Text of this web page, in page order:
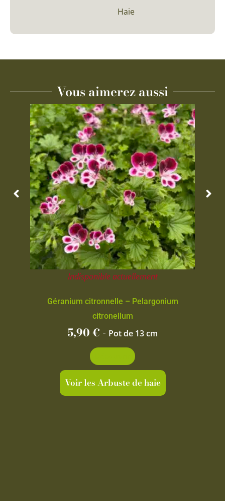
Haie
Vous aimerez aussi
Indisponible actuellement
Géranium citronnelle – Pelargonium
citronellum
5,90€ - Pot de 13 cm
Voir les Arbuste de haie